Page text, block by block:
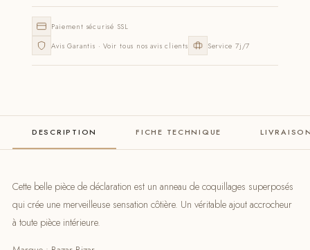
Paiement sécurisé SSL
Avis Garantis · Voir tous nos avis clients
Service 7j/7
DESCRIPTION FICHE TECHNIQUE
Cette belle pièce de déclaration est un anneau de coquillages superposés
qui crée une merveilleuse sensation côtière. Un véritable ajout accrocheur
à toute pièce intérieure.